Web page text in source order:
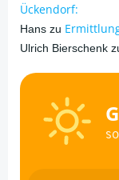
Ückendorf:
Hans zu
Ulrich Bierschenk